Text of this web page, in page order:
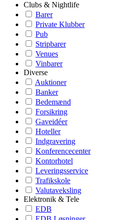
Clubs & Nightlife
Barer
Private Klubber
Pub
Stripbarer
Venues
Vinbarer
Diverse
Auktioner
Banker
Bedemænd
Forsikring
Gaveidéer
Hoteller
Indgravering
Konferencecenter
Kontorhotel
Leveringsservice
Trafikskole
Valutaveksling
Elektronik & Tele
EDB